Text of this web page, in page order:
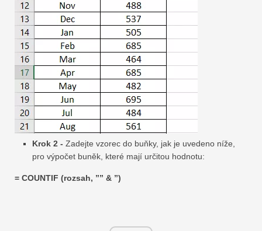
Krok 2 - Zadejte vzorec do buňky, jak je uvedeno níže,
pro výpočet buněk, které mají určitou hodnotu:
= COUNTIF (rozsah, ”” & ”)